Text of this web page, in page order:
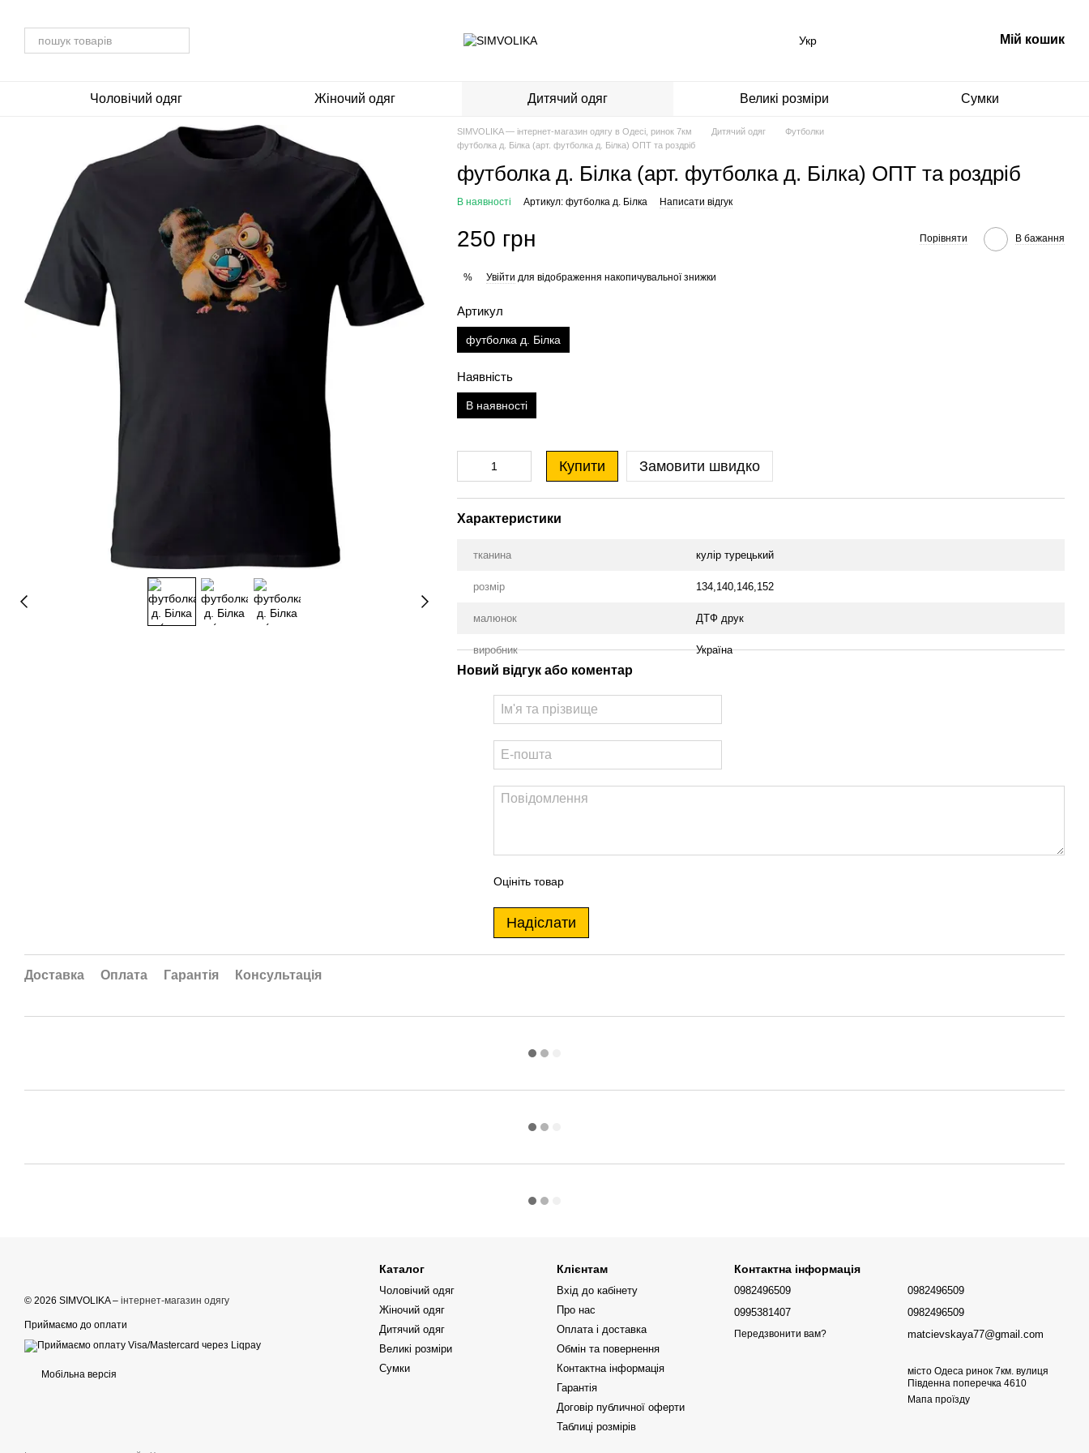
Укр Мій кошик
Чоловічий одяг Жіночий одяг Дитячий одяг Великі розміри Сумки
SIMVOLIKA — інтернет-магазин одягу в Одесі, ринок 7км Дитячий одяг
Футболки
футболка д. Білка (арт. футболка д. Білка) ОПТ та роздріб
футболка д. Білка (арт. футболка д. Білка) ОПТ та роздріб
В наявності Артикул: футболка д. Білка Написати відгук
250 грн Порівняти В бажання
% Увійти для відображення накопичувальної знижки
Артикул
футболка д. Білка
Наявність
В наявності
Купити Замовити швидко
Характеристики
тканина кулір турецький
розмір 134,140,146,152
малюнок ДТФ друк
виробник Україна
Новий відгук або коментар
Оцініть товар
Надіслати
Доставка Оплата Гарантія Консультація
© 2026 SIMVOLIKA – інтернет-магазин одягу
Приймаємо до оплати
Мобільна версія
Каталог
Чоловічий одяг
Жіночий одяг
Дитячий одяг
Великі розміри
Сумки
Клієнтам
Вхід до кабінету
Про нас
Оплата і доставка
Обмін та повернення
Контактна інформація
Гарантія
Договір публичної оферти
Таблиці розмірів
Контактна інформація
0982496509
0995381407
Передзвонити вам?
0982496509
0982496509
matcievskaya77@gmail.com
місто Одеса ринок 7км. вулиця
Південна поперечка 4610
Мапа проїзду